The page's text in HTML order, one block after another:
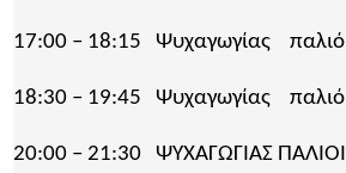
17:00 – 18:15 Ψυχαγωγίας παλιό
18:30 – 19:45 Ψυχαγωγίας παλιό
20:00 – 21:30 ΨΥΧΑΓΩΓΊΑΣ ΠΑΛΙΟΙ